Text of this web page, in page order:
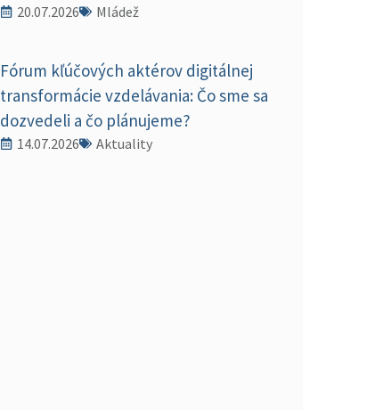
20.07.2026 Mládež
Fórum kľúčových aktérov digitálnej
transformácie vzdelávania: Čo sme sa
dozvedeli a čo plánujeme?
14.07.2026 Aktuality